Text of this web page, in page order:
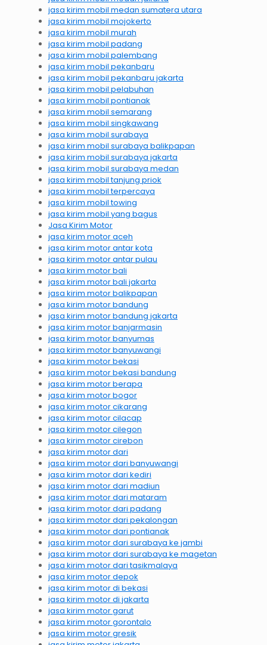
jasa kirim mobil medan sumatera utara
jasa kirim mobil mojokerto
jasa kirim mobil murah
jasa kirim mobil padang
jasa kirim mobil palembang
jasa kirim mobil pekanbaru
jasa kirim mobil pekanbaru jakarta
jasa kirim mobil pelabuhan
jasa kirim mobil pontianak
jasa kirim mobil semarang
jasa kirim mobil singkawang
jasa kirim mobil surabaya
jasa kirim mobil surabaya balikpapan
jasa kirim mobil surabaya jakarta
jasa kirim mobil surabaya medan
jasa kirim mobil tanjung priok
jasa kirim mobil terpercaya
jasa kirim mobil towing
jasa kirim mobil yang bagus
Jasa Kirim Motor
jasa kirim motor aceh
jasa kirim motor antar kota
jasa kirim motor antar pulau
jasa kirim motor bali
jasa kirim motor bali jakarta
jasa kirim motor balikpapan
jasa kirim motor bandung
jasa kirim motor bandung jakarta
jasa kirim motor banjarmasin
jasa kirim motor banyumas
jasa kirim motor banyuwangi
jasa kirim motor bekasi
jasa kirim motor bekasi bandung
jasa kirim motor berapa
jasa kirim motor bogor
jasa kirim motor cikarang
jasa kirim motor cilacap
jasa kirim motor cilegon
jasa kirim motor cirebon
jasa kirim motor dari
jasa kirim motor dari banyuwangi
jasa kirim motor dari kediri
jasa kirim motor dari madiun
jasa kirim motor dari mataram
jasa kirim motor dari padang
jasa kirim motor dari pekalongan
jasa kirim motor dari pontianak
jasa kirim motor dari surabaya ke jambi
jasa kirim motor dari surabaya ke magetan
jasa kirim motor dari tasikmalaya
jasa kirim motor depok
jasa kirim motor di bekasi
jasa kirim motor di jakarta
jasa kirim motor garut
jasa kirim motor gorontalo
jasa kirim motor gresik